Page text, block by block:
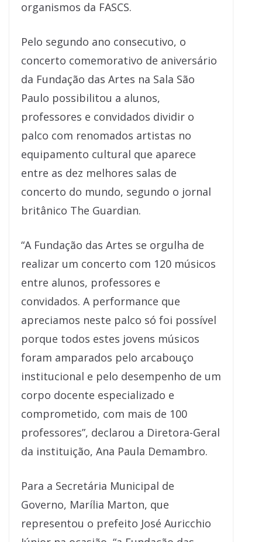
organismos da FASCS.
Pelo segundo ano consecutivo, o
concerto comemorativo de aniversário
da Fundação das Artes na Sala São
Paulo possibilitou a alunos,
professores e convidados dividir o
palco com renomados artistas no
equipamento cultural que aparece
entre as dez melhores salas de
concerto do mundo, segundo o jornal
britânico The Guardian.
“A Fundação das Artes se orgulha de
realizar um concerto com 120 músicos
entre alunos, professores e
convidados. A performance que
apreciamos neste palco só foi possível
porque todos estes jovens músicos
foram amparados pelo arcabouço
institucional e pelo desempenho de um
corpo docente especializado e
comprometido, com mais de 100
professores”, declarou a Diretora-Geral
da instituição, Ana Paula Demambro.
Para a Secretária Municipal de
Governo, Marília Marton, que
representou o prefeito José Auricchio